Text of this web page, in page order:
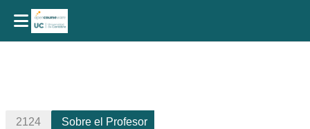
2124 Sobre el Profesor